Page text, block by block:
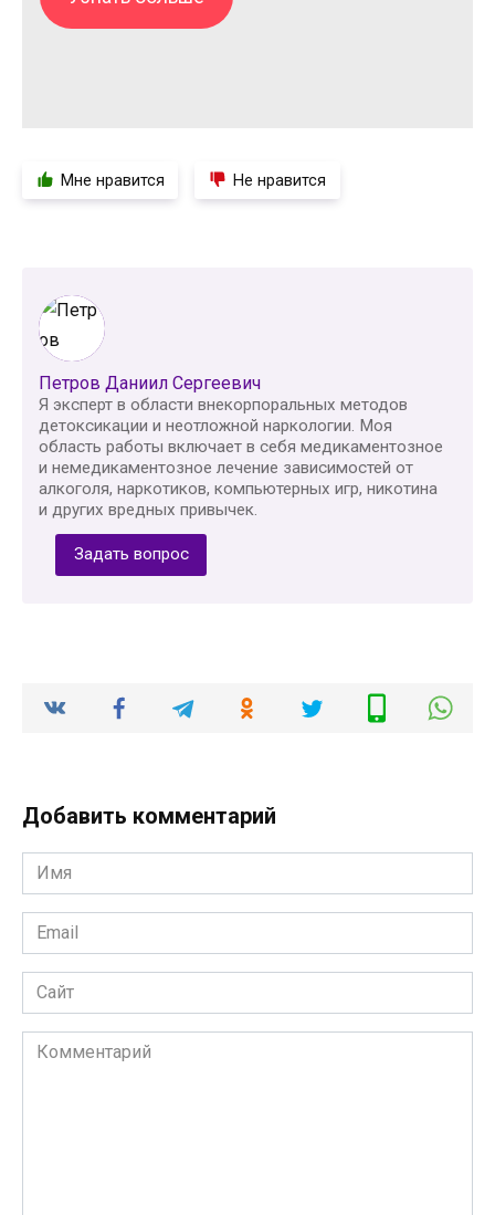
Мне нравится Не нравится
Петров Даниил Сергеевич
Я эксперт в области внекорпоральных методов
детоксикации и неотложной наркологии. Моя
область работы включает в себя медикаментозное
и немедикаментозное лечение зависимостей от
алкоголя, наркотиков, компьютерных игр, никотина
и других вредных привычек.
Задать вопрос
Добавить комментарий
Имя
*
Email
*
Сайт
Комментарий